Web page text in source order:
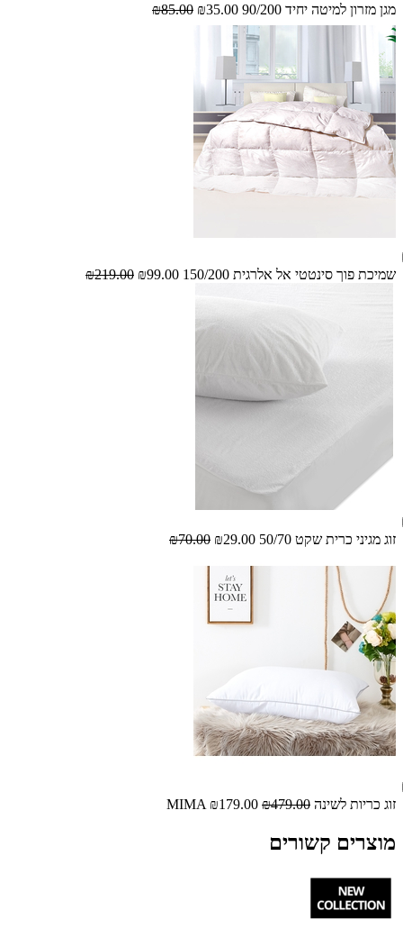
מגן מזרון למיטה יחיד 90/200 ₪35.00
₪85.00
שמיכת פוך סינטטי אל אלרגית 150/200 ₪99.00
₪219.00
זוג מגיני כרית שקט 50/70 ₪29.00
₪70.00
זוג כריות לשינה MIMA ₪179.00 ₪479.00
מוצרים קשורים